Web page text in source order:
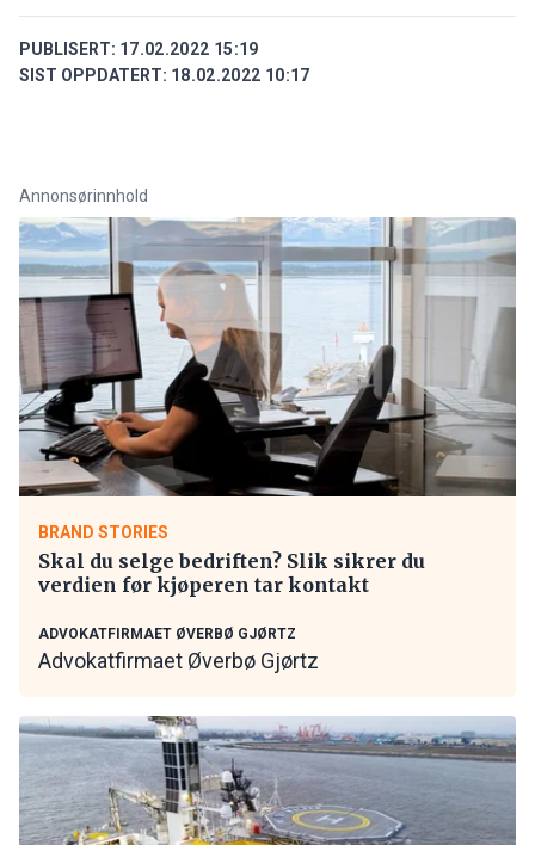
PUBLISERT: 17.02.2022 15:19
SIST OPPDATERT: 18.02.2022 10:17
Annonsørinnhold
BRAND STORIES
Skal du selge bedriften? Slik sikrer du
verdien før kjøperen tar kontakt
ADVOKATFIRMAET ØVERBØ GJØRTZ
Advokatfirmaet Øverbø Gjørtz